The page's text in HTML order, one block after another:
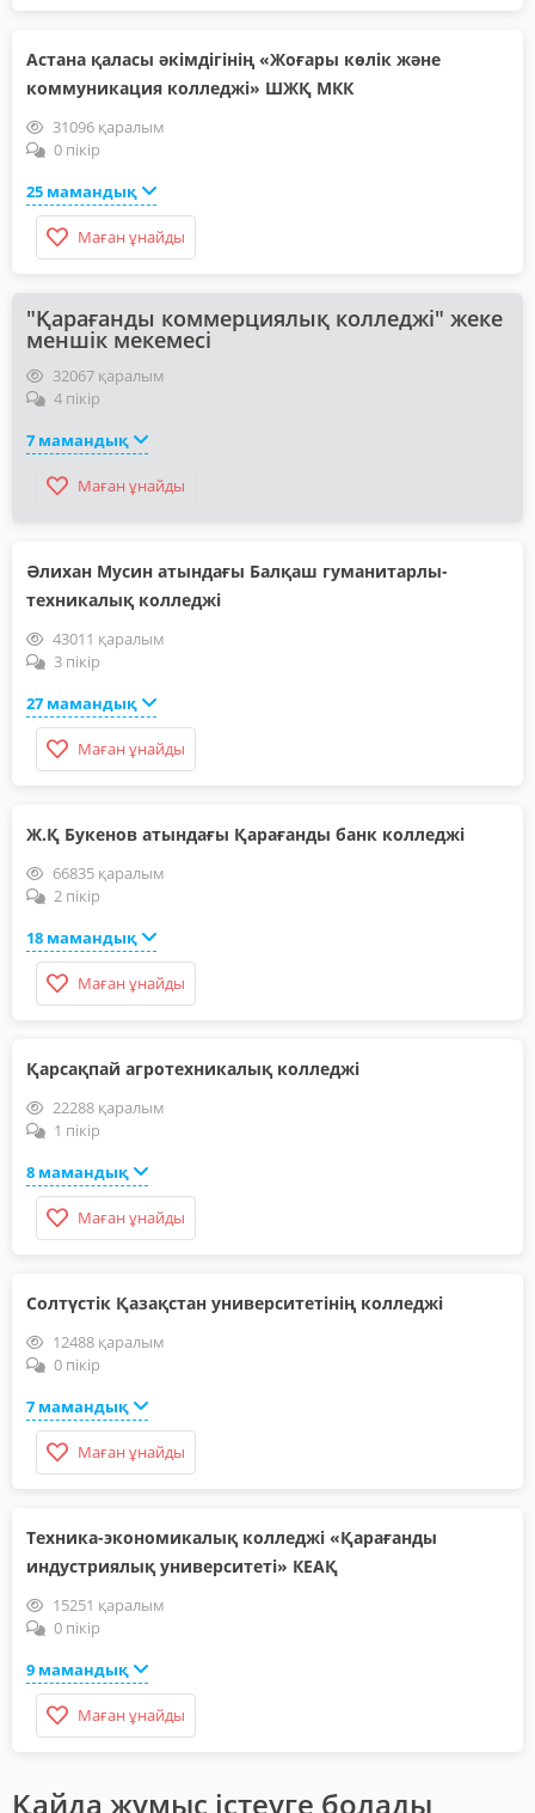
Астана қаласы әкімдігінің «Жоғары көлік және
коммуникация колледжі» ШЖҚ МКК
31096 қаралым
0 пікір
25 мамандық
Маған ұнайды
"Қарағанды коммерциялық колледжі" жеке
меншік мекемесі
32067 қаралым
4 пікір
7 мамандық
Маған ұнайды
Әлихан Мусин атындағы Балқаш гуманитарлы-
техникалық колледжі
43011 қаралым
3 пікір
27 мамандық
Маған ұнайды
Ж.Қ Букенов атындағы Қарағанды банк колледжі
66835 қаралым
2 пікір
18 мамандық
Маған ұнайды
Қарсақпай агротехникалық колледжі
22288 қаралым
1 пікір
8 мамандық
Маған ұнайды
Солтүстік Қазақстан университетінің колледжі
12488 қаралым
0 пікір
7 мамандық
Маған ұнайды
Техника-экономикалық колледжі «Қарағанды
индустриялық университеті» КЕАҚ
15251 қаралым
0 пікір
9 мамандық
Маған ұнайды
Қайда жұмыс істеуге болады